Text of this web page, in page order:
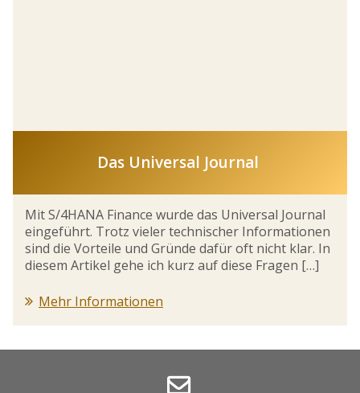
Das Universal Journal
Mit S/4HANA Finance wurde das Universal Journal
eingeführt. Trotz vieler technischer Informationen
sind die Vorteile und Gründe dafür oft nicht klar. In
diesem Artikel gehe ich kurz auf diese Fragen […]
Mehr Informationen